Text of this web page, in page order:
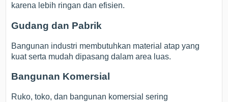
karena lebih ringan dan efisien.
Gudang dan Pabrik
Bangunan industri membutuhkan material atap yang
kuat serta mudah dipasang dalam area luas.
Bangunan Komersial
Ruko, toko, dan bangunan komersial sering